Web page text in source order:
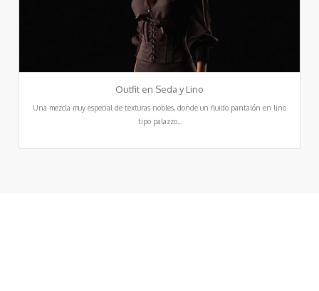
Outfit en Seda y Lino
Una mezcla muy especial de texturas nobles, donde un fluido pantalón en lino
tipo palazzo...